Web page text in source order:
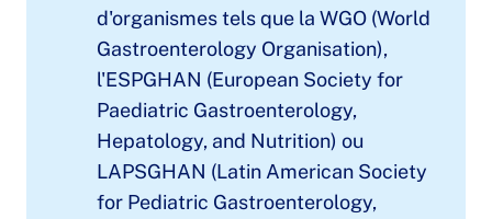
d'organismes tels que la WGO (World
Gastroenterology Organisation),
l'ESPGHAN (European Society for
Paediatric Gastroenterology,
Hepatology, and Nutrition) ou
LAPSGHAN (Latin American Society
for Pediatric Gastroenterology,